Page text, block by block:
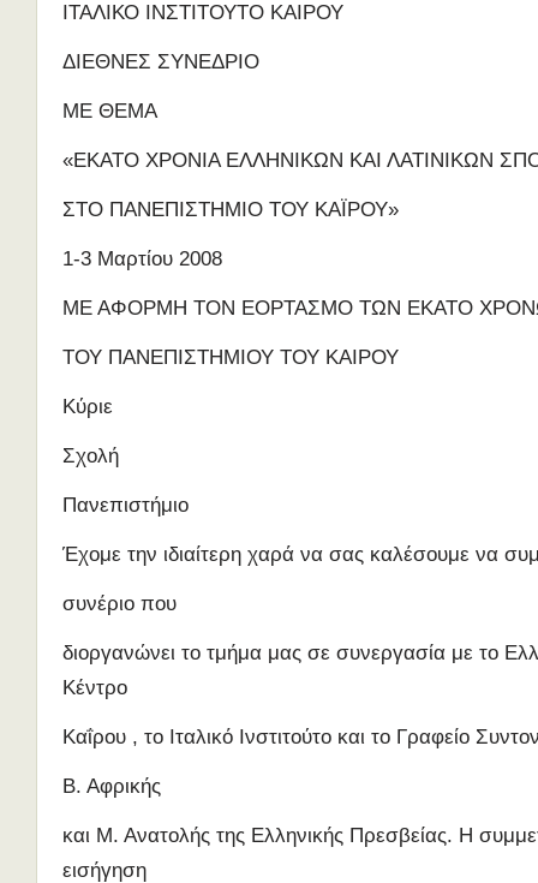
ΙΤΑΛΙΚΟ ΙΝΣΤΙΤΟΥΤΟ ΚΑΙΡΟΥ
ΔΙΕΘΝΕΣ ΣΥΝΕΔΡΙΟ
ΜΕ ΘΕΜΑ
«ΕΚΑΤΟ ΧΡΟΝΙΑ ΕΛΛΗΝΙΚΩΝ ΚΑΙ ΛΑΤΙΝΙΚΩΝ
ΣΤΟ ΠΑΝΕΠΙΣΤΗΜΙΟ ΤΟΥ ΚΑΪΡΟΥ»
1-3 Μαρτίου 2008
ΜΕ ΑΦΟΡΜΗ ΤΟΝ ΕΟΡΤΑΣΜΟ ΤΩΝ ΕΚΑΤΟ
ΤΟΥ ΠΑΝΕΠΙΣΤΗΜΙΟΥ ΤΟΥ ΚΑΙΡΟΥ
Κύριε
Σχολή
Πανεπιστήμιο
Έχομε την ιδιαίτερη χαρά να σας καλέσουμε να
συνέριο που
διοργανώνει το τμήμα μας σε συνεργασία με το
Κέντρο
Καΐρου , το Ιταλικό Ινστιτούτο και το Γραφείο
Β. Αφρικής
και Μ. Ανατολής της Ελληνικής Πρεσβείας. Η
εισήγηση